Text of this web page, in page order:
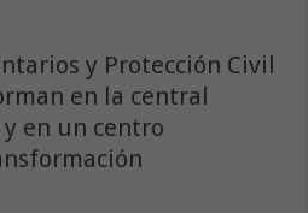
y Protección Civil
en la central
en un centro